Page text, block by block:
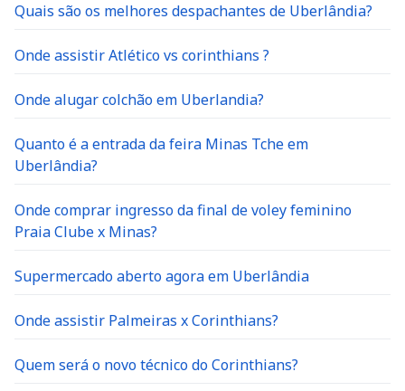
Quais são os melhores despachantes de Uberlândia?
Onde assistir Atlético vs corinthians ?
Onde alugar colchão em Uberlandia?
Quanto é a entrada da feira Minas Tche em
Uberlândia?
Onde comprar ingresso da final de voley feminino
Praia Clube x Minas?
Supermercado aberto agora em Uberlândia
Onde assistir Palmeiras x Corinthians?
Quem será o novo técnico do Corinthians?